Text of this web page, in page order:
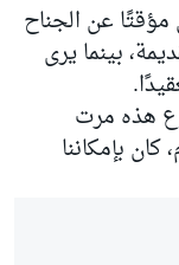
عن الجناح
بينما يرى
هذه مرت
بإمكاننا